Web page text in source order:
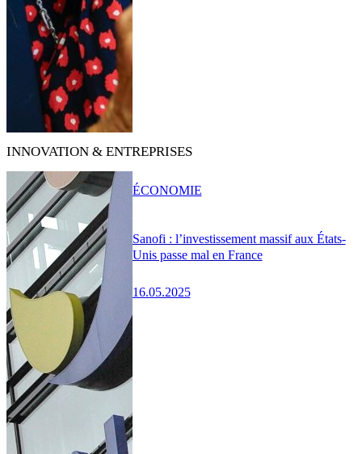
INNOVATION & ENTREPRISES
Sanofi : l’investissement massif aux États-
Unis passe mal en France
16.05.2025
ÉCONOMIE